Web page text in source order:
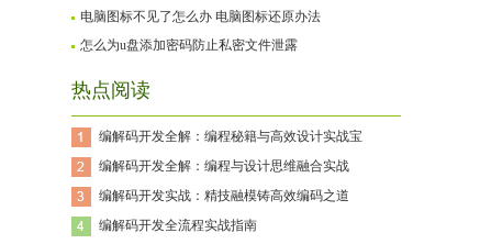
电脑图标不见了怎么办 电脑图标还原办法
怎么为u盘添加密码防止私密文件泄露
热点阅读
编解码开发全解：编程秘籍与高效设计实战宝
编解码开发全解：编程与设计思维融合实战
编解码开发实战：精技融模铸高效编码之道
编解码开发全流程实战指南